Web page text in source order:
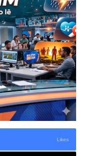
Likes